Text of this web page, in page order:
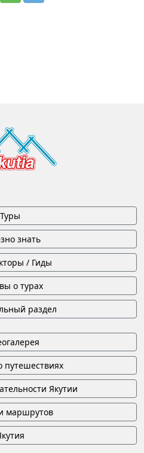
Туры
знать
/ Гиды
о турах
раздел
путешествиях
Якутии
маршрутов